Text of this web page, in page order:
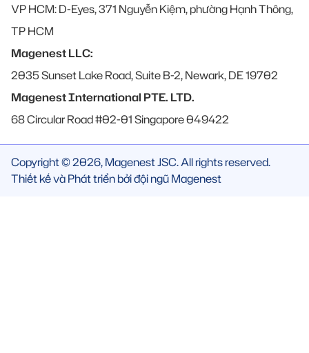
VP HCM: D-Eyes, 371 Nguyễn Kiệm, phường Hạnh Thông,
TP HCM
Magenest LLC:
2035 Sunset Lake Road, Suite B-2, Newark, DE 19702
Magenest International PTE. LTD.
68 Circular Road #02-01 Singapore 049422
Copyright © 2026, Magenest JSC. All rights reserved.
Thiết kế và Phát triển bởi đội ngũ Magenest